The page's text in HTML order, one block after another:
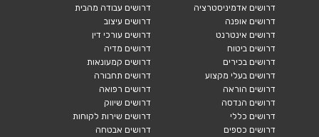
דרושים אדמיניסטרציה
דרושים אופנה
דרושים אינטרנט
דרושים ביטוח
דרושים בכירים
דרושים בעלי מקצוע
דרושים הוראה
דרושים הנדסה
דרושים כללי
דרושים כספים
דרושים עבודה מהבית
דרושים עיצוב
דרושים עורכי דין
דרושים מדיה
דרושים קמעונאות
דרושים תחבורה
דרושים רפואה
דרושים שיווק
דרושים שירות לקוחות
דרושים אבטחה